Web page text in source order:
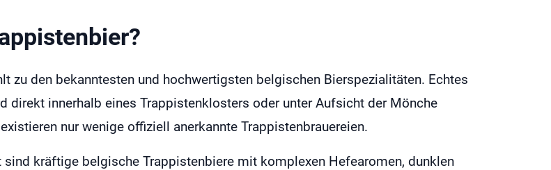
zu den bekanntesten und hochwertigsten belgischen Bierspezialitäten. Echtes
direkt innerhalb eines Trappistenklosters oder unter Aufsicht der Mönche
nur wenige offiziell anerkannte Trappistenbrauereien.
sind kräftige belgische Trappistenbiere mit komplexen Hefearomen, dunklen